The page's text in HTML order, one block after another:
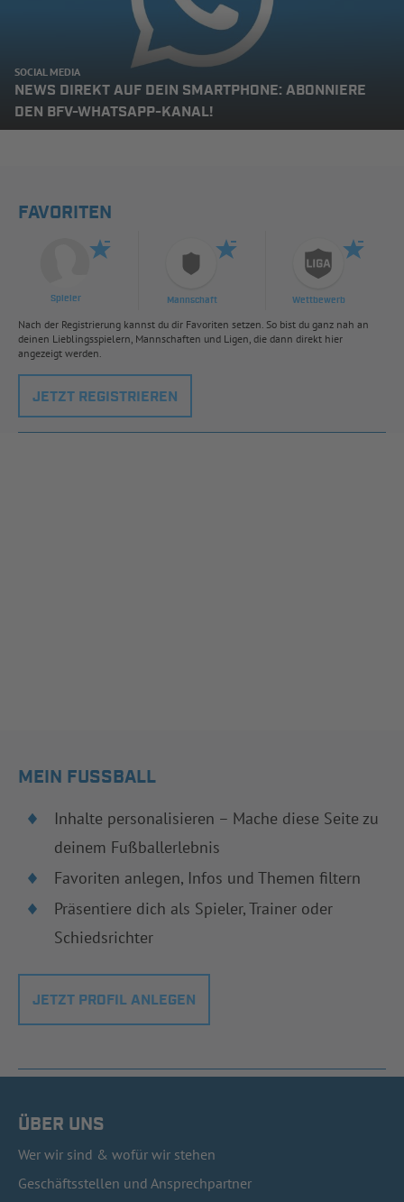
SOCIAL MEDIA
NEWS DIREKT AUF DEIN SMARTPHONE: ABONNIERE
DEN BFV-WHATSAPP-KANAL!
FAVORITEN
Spieler Mannschaft Wettbewerb
Nach der Registrierung kannst du dir Favoriten setzen. So bist du ganz nah an
deinen Lieblingsspielern, Mannschaften und Ligen, die dann direkt hier
angezeigt werden.
JETZT REGISTRIEREN
MEIN FUSSBALL
Inhalte personalisieren – Mache diese Seite zu
deinem Fußballerlebnis
Favoriten anlegen, Infos und Themen filtern
Präsentiere dich als Spieler, Trainer oder
Schiedsrichter
JETZT PROFIL ANLEGEN
ÜBER UNS
Wer wir sind & wofür wir stehen
Geschäftsstellen und Ansprechpartner